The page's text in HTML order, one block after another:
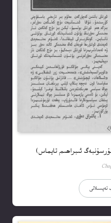
ئىبراھىم تايماس)
تەپسىلاتى